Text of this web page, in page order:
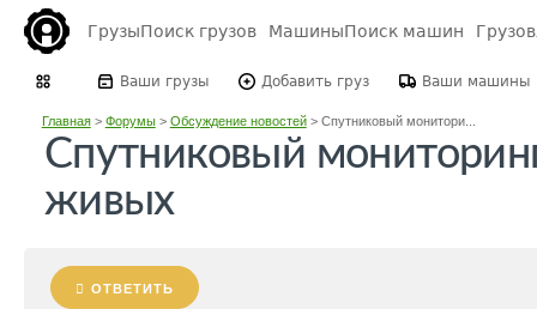
ГрузыПоиск грузов МашиныПоиск машин
Ваши грузы Добавить груз Ваши машины
Главная> Форумы> Обсуждение новостей> Спутниковый монитори...
Спутниковый
живых
ОТВЕТИТЬ